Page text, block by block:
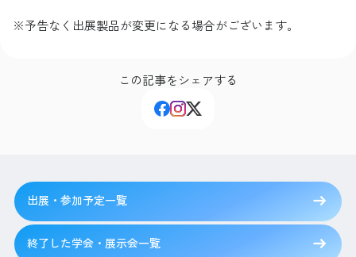
※予告なく出展製品が変更になる場合がございます。
この記事をシェアする
出展・参加予定一覧
終了した学会・展示会一覧